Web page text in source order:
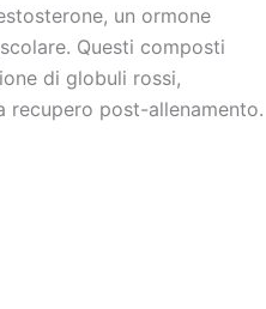
un ormone
Questi composti
di globuli rossi,
recupero post-allenamento.